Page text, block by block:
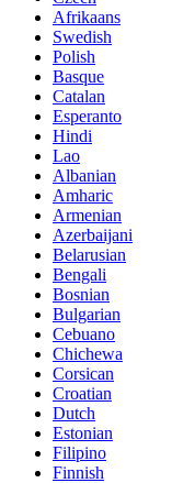
Afrikaans
Swedish
Polish
Basque
Catalan
Esperanto
Hindi
Lao
Albanian
Amharic
Armenian
Azerbaijani
Belarusian
Bengali
Bosnian
Bulgarian
Cebuano
Chichewa
Corsican
Croatian
Dutch
Estonian
Filipino
Finnish